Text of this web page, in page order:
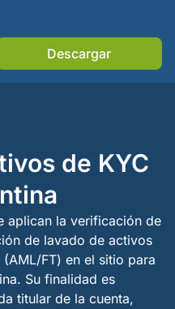
Descargar
de KYC
aplican la verificación de
de lavado de activos
FT) en el sitio para
Su finalidad es
titular de la cuenta,